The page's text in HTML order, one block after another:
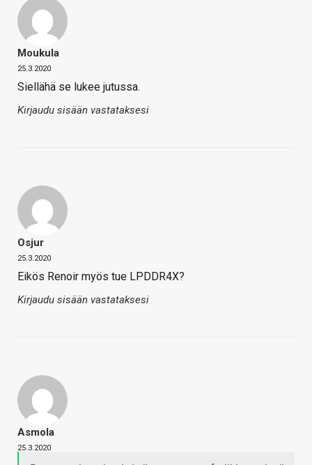
Moukula
25.3.2020
Siellähä se lukee jutussa.
Kirjaudu sisään vastataksesi
Osjur
25.3.2020
Eikös Renoir myös tue LPDDR4X?
Kirjaudu sisään vastataksesi
Asmola
25.3.2020